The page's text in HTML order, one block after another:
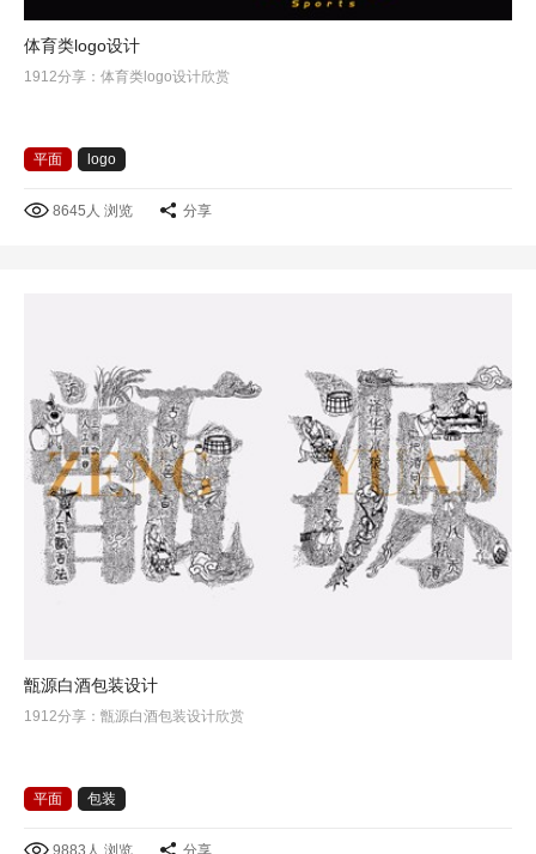
体育类logo设计
1912分享：体育类logo设计欣赏
平面 logo
8645人 浏览 分享
甑源白酒包装设计
1912分享：甑源白酒包装设计欣赏
平面 包装
9883人 浏览 分享